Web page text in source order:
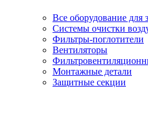
Все оборудование
Системы очистки
Фильтры-поглотители
Вентиляторы
Монтажные детали
Защитные секции